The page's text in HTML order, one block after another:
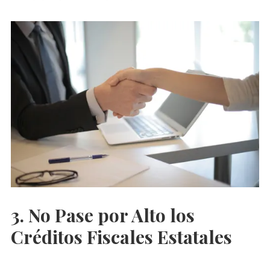
3. No Pase por Alto los
Créditos Fiscales Estatales